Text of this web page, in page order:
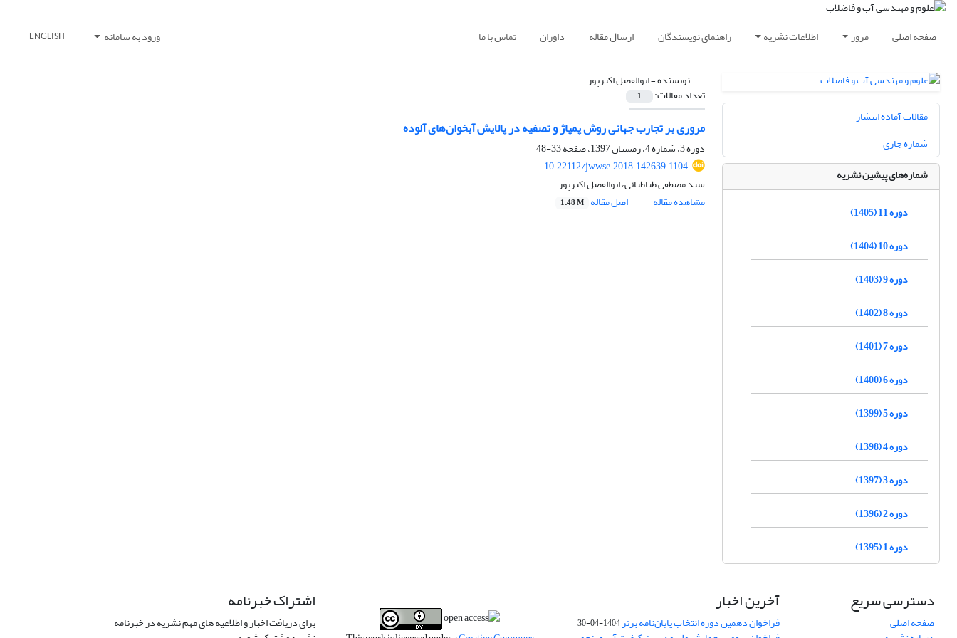
صفحه اصلی مرور اطلاعات نشریه راهنمای نویسندگان ارسال مقاله داوران تماس با ما ورود به سامانه ENGLISH
نویسنده =ابوالفضل اکبرپور
تعداد مقالات: 1
مروری بر تجارب جهانی روش پمپاژ و تصفیه در پالایش آبخوان‌های آلوده
دوره 3، شماره 4، زمستان 1397، صفحه
33-48
10.22112/jwwse.2018.142639.1104
سید مصطفی طباطبائی، ابوالفضل اکبرپور
مشاهده مقاله
اصل مقاله 1.48 M
مقالات آماده انتشار
شماره جاری
شماره‌های پیشین نشریه
دوره 11 (1405)
دوره 10 (1404)
دوره 9 (1403)
دوره 8 (1402)
دوره 7 (1401)
دوره 6 (1400)
دوره 5 (1399)
دوره 4 (1398)
دوره 3 (1397)
دوره 2 (1396)
دوره 1 (1395)
دسترسی سریع
صفحه اصلی
آخرین اخبار
فراخوان دهمین دوره انتخاب پایان‌نامه برتر1404-04-30
اشتراک خبرنامه
برای دریافت اخبار و اطلاعیه های مهم نشریه در خبرنامه